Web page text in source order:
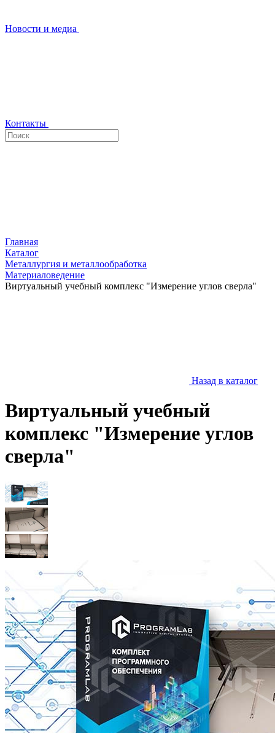
Новости и медиа
Контакты
Главная
Каталог
Металлургия и металлообработка
Материаловедение
Виртуальный учебный комплекс "Измерение углов сверла"
Назад в каталог
Виртуальный учебный
комплекс "Измерение углов
сверла"